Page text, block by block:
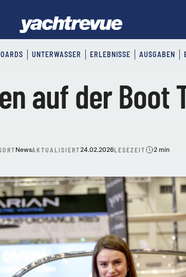
UNTERWASSER ERLEBNISSE AUSGABEN
auf der Boot
NewsAKTUALISIERT24.02.2026LESEZEIT 2 min